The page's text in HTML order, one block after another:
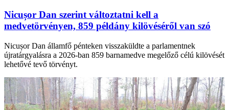
Nicușor Dan szerint változtatni kell a
medvetörvényen, 859 példány kilövéséről van szó
Nicușor Dan államfő pénteken visszaküldte a parlamentnek
újratárgyalásra a 2026-ban 859 barnamedve megelőző célú kilövését
lehetővé tevő törvényt.